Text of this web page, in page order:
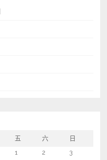
五 六
日
1
2
3